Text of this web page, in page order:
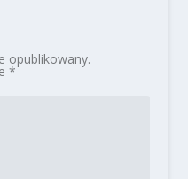
opublikowany.
*